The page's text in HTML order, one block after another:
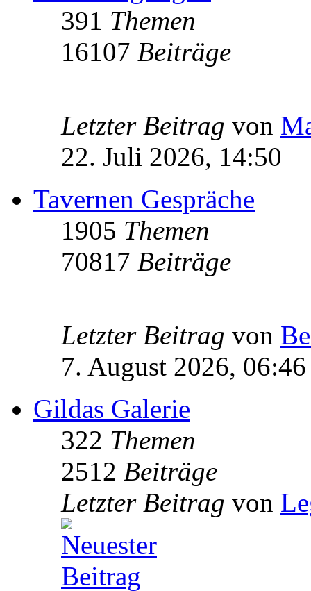
391 Themen
16107 Beiträge
Letzter Beitrag von
22. Juli 2026, 14:50
Tavernen Gespräche
1905 Themen
70817 Beiträge
Letzter Beitrag von
7. August 2026, 06:46
Gildas Galerie
322 Themen
2512 Beiträge
Letzter Beitrag von